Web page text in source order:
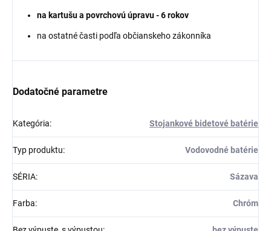
na kartušu a povrchovú úpravu - 6 rokov
na ostatné časti podľa občianskeho zákonníka
Dodatočné parametre
Kategória: Stojankové bidetové batérie
Typ produktu: Vodovodné batérie
SÉRIA: Sázava
Farba: Chróm